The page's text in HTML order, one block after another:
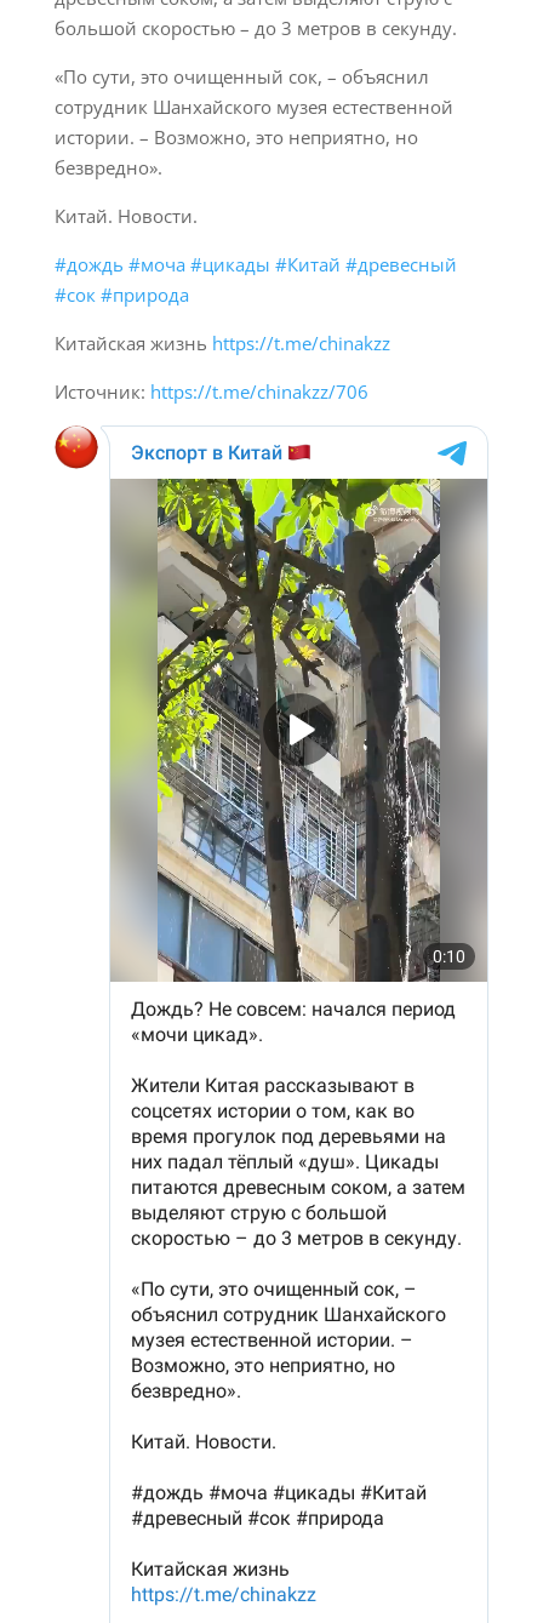
большой скоростью – до 3 метров в секунду.
«По сути, это очищенный сок, – объяснил
сотрудник Шанхайского музея естественной
истории. – Возможно, это неприятно, но
безвредно».
Китай. Новости.
#дождь #моча #цикады #Китай #древесный
#сок #природа
Китайская жизнь https://t.me/chinakzz
Источник: https://t.me/chinakzz/706